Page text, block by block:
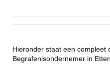
Hieronder staat een compleet
Begrafenisondernemer in